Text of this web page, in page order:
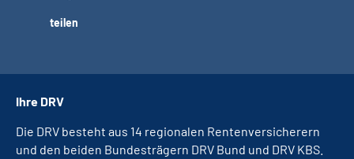
teilen
Ihre DRV
Die DRV besteht aus 14 regionalen Rentenversicherern
und den beiden Bundesträgern DRV Bund und DRV KBS.